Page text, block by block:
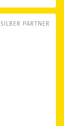
SILBER PARTNER